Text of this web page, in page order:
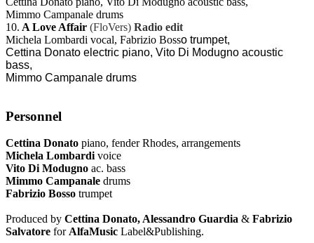
Mimmo Campanale drums
10. A Love Affair (FloVers) Radio edit
Michela Lombardi vocal, Fabrizio Bosso trumpet,
Cettina Donato electric piano, Vito Di Modugno acoustic
bass,
Mimmo Campanale drums
Personnel
Cettina Donato piano, fender Rhodes, arrangements
Michela Lombardi voice
Vito Di Modugno ac. bass
Mimmo Campanale drums
Fabrizio Bosso trumpet
Produced by Cettina Donato, Alessandro Guardia & Fabrizio
Salvatore forAlfaMusic Label&Publishing.